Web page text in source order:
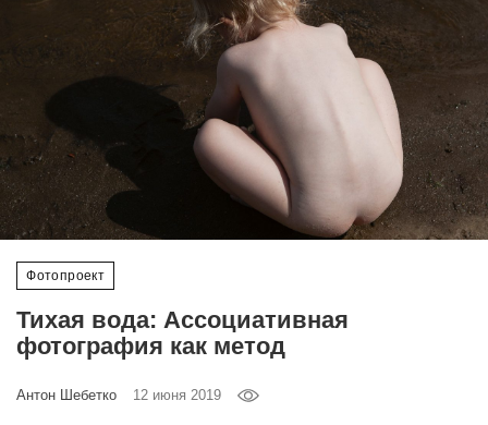
Фотопроект
Тихая вода: Ассоциативная
фотография как метод
Антон Шебетко 12 июня 2019